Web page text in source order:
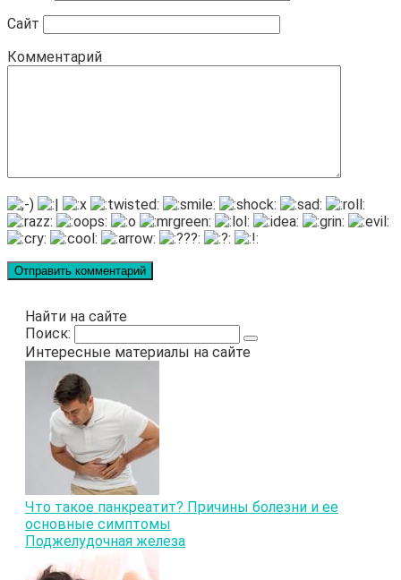
Сайт
Комментарий
Найти на сайте
Поиск:
Интересные материалы на сайте
Что такое панкреатит? Причины болезни и ее
основные симптомы
Поджелудочная железа